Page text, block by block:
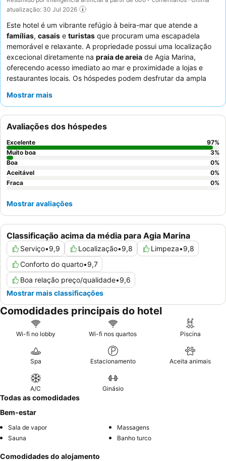
atualização: 30 Jul 2026
Este hotel é um vibrante refúgio à beira-mar que atende a
famílias, casais e turistas que procuram uma escapadela
memorável e relaxante. A propriedade possui uma localização
excecional diretamente na praia de areia de Agia Marina,
oferecendo acesso imediato ao mar e proximidade a lojas e
restaurantes locais. Os hóspedes podem desfrutar da ampla
gratuitas. O serviço excecional do
recebem consistentemente muitos elogios. Para uma
experiência verdadeiramente indulgente, considere reservar
uma suite com uma
Mostrar mais
Classificação acima da média para Agia Marina
Serviço•9,9 Localização•9,8 Limpeza•9,8
Conforto do quarto•9,7
Boa relação preço/qualidade•9,6
Mostrar mais classificações
Avaliações dos hóspedes
Excelente 97%
Muito boa
3%
Boa
0%
Aceitável
0%
Fraca
0%
Mostrar avaliações
Comodidades principais do hotel
Wi-fi no lobby Wi-fi nos quartos Piscina
Spa Estacionamento Aceita animais
A/C Ginásio
Todas as comodidades
Bem-estar
Sala de vapor
Massagens
Sauna
Banho turco
Comodidades do alojamento